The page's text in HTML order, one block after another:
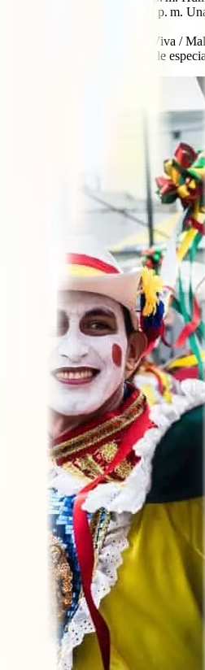
Forero. Carrera 44 – 5:00 p. m.
a Paco. Centro Comercial Viva /
53 – 11:00 a. m. Un desfile